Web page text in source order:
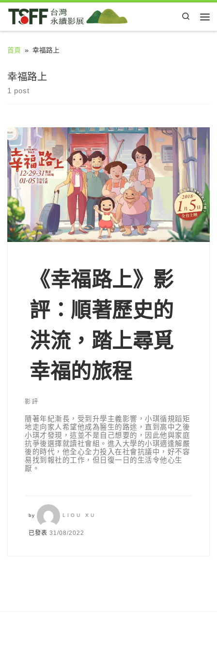
Skip to content
Search
首頁 » 幸福路上
幸福路上
1 post
《幸福路上》影
評：順著歷史的
洪流，踏上尋覓
幸福的旅程
影評
隨著年紀漸長，受到升學主義影響，小琪循規蹈矩
地走向家人希望他成為醫生的路途，直到高中之後
小琪才發現，這並不是自己想要的，因此他與家庭
抗爭後選擇就讀社會組。進入大學的小琪適逢解嚴
後的時代，他全心全力投入在社會抗議中，好不容
易找到報社的工作，但日復一日的生活令他心生
厭。
by LIOU XU
已發表31/08/2022